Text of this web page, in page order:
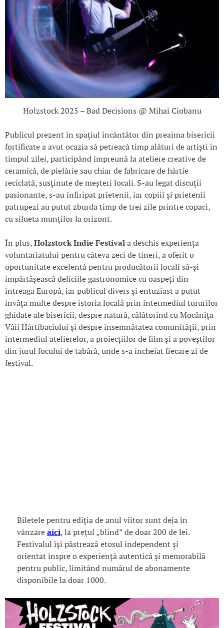
Holzstock 2025 – Bad Decisions @ Mihai Ciobanu
Publicul prezent în spațiul încântător din preajma bisericii
fortificate a avut ocazia să petreacă timp alături de artiști în
timpul zilei, participând împreună la ateliere creative de
ceramică, de pielărie sau chiar de fabricare de hârtie
reciclată, susținute de meșteri locali. S-au legat discuții
pasionante, s-au înfiripat prietenii, iar copiii și prietenii
patrupezi au putut zburda timp de trei zile printre copaci,
cu silueta munților la orizont.
În plus,Holzstock Indie Festivala deschis experiența
voluntariatului pentru câteva zeci de tineri, a oferit o
oportunitate excelentă pentru producătorii locali să-și
împărtășească deliciile gastronomice cu oaspeți din
întreaga Europă, iar publicul divers și entuziast a putut
învăța multe despre istoria locală prin intermediul tururilor
ghidate ale bisericii, despre natură, călătorind cu Mocănița
Văii Hârtibaciului și despre însemnătatea comunității, prin
intermediul atelierelor, a proiecțiilor de film și a poveștilor
din jurul focului de tabără, unde s-a încheiat fiecare zi de
festival.
Biletele pentru ediția de anul viitor sunt deja în
vânzareaici, la prețul „blind” de doar 200 de lei.
Festivalul își păstrează etosul independent și
orientat înspre o experiență autentică și memorabilă
pentru public, limitând numărul de abonamente
disponibile la doar 1000.